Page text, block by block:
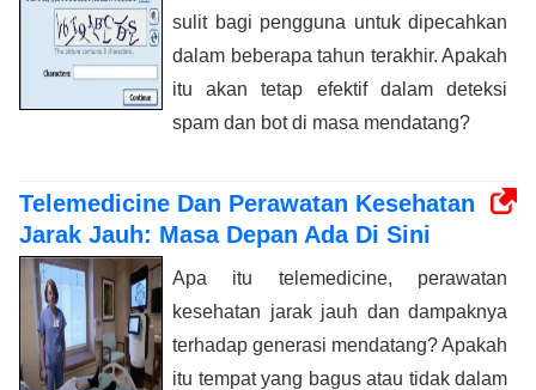
sulit bagi pengguna untuk dipecahkan
dalam beberapa tahun terakhir. Apakah
itu akan tetap efektif dalam deteksi
spam dan bot di masa mendatang?
Telemedicine Dan Perawatan Kesehatan
Jarak Jauh: Masa Depan Ada Di Sini
Apa itu telemedicine, perawatan
kesehatan jarak jauh dan dampaknya
terhadap generasi mendatang? Apakah
itu tempat yang bagus atau tidak dalam